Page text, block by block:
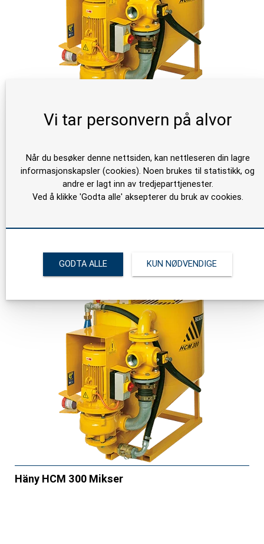
Häny HCM 100 Mikser
Häny HCM 300 Mikser
Vi tar personvern på alvor
Når du besøker denne nettsiden, kan nettleseren din lagre
informasjonskapsler (cookies). Noen brukes til statistikk, og
andre er lagt inn av tredjeparttjenester.
Ved å klikke 'Godta alle' aksepterer du bruk av cookies.
GODTA ALLE KUN NØDVENDIGE